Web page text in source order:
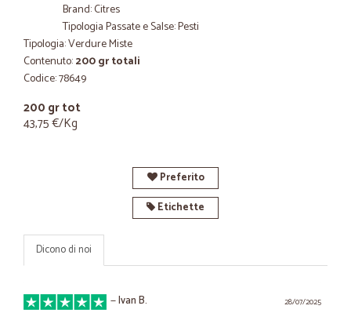
Brand: Citres
Tipologia Passate e Salse: Pesti
Tipologia: Verdure Miste
Contenuto:200 gr totali
Codice: 78649
200 gr tot
43,75 €/Kg
Preferito
Etichette
Dicono di noi
28/07/2025
—Ivan B.